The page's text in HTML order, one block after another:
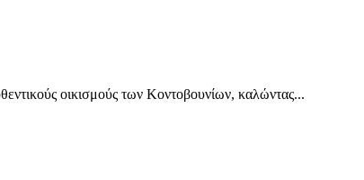
οικισμούς των Κοντοβουνίων, καλώντας...